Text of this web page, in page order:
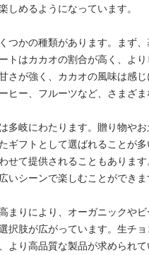
しめるようになっています。
つかの種類があります。まず
トはカカオの割合が高く、よ
さが強く、カカオの風味は感
ヒー、フルーツなど、さまざま
多岐にわたります。贈り物や
ギフトとして選ばれることが
せて提供されることもありま
いシーンで楽しむことができま
まりにより、オーガニックや
択肢が広がっています。生チ
より高品質な製品が求められて